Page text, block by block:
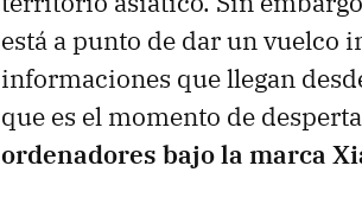
está a punto de dar un vuelco
informaciones que llegan
que es el momento de
ordenadores bajo la marca